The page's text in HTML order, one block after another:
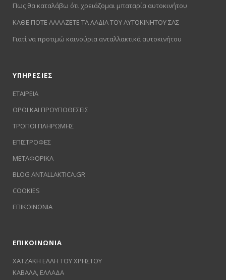
Πως θα καταλάβω ότι χρειάζομαι μπαταρία αυτοκινήτου
ΚΑΘΕ ΠΟΤΕ ΑΛΛΑΖΕΤΕ ΤΑ ΛΑΔΙΑ ΤΟΥ ΑΥΤΟΚΙΝΗΤΟΥ ΣΑΣ
Γιατί να προτιμώ καινούρια ανταλλακτικά αυτοκινήτου
ΥΠΗΡΕΣΙΕΣ
ΕΤΑΙΡΕΙΑ
ΟΡΟΙ ΚΑΙ ΠΡΟΥΠΟΘΕΣΕΙΣ
ΤΡΟΠΟΙ ΠΛΗΡΩΜΗΣ
ΕΠΙΣΤΡΟΦΕΣ
ΜΕΤΑΦΟΡΙΚΑ
BLOG ANTALLAKTICA.GR
COOKIES
ΕΠΙΚΟΙΝΩΝΙΑ
ΕΠΙΚΟΙΝΩΝΙΑ
ΧΑΤΖΑΚΗ ΕΛΛΗ ΤΟΥ ΧΡΗΣΤΟΥ
ΚΑΒΑΛΑ, ΕΛΛΑΔΑ